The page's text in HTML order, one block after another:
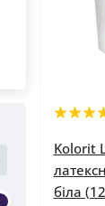
Kolorit
біла